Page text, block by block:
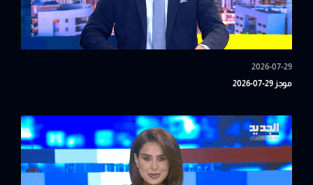
2026-07-29
موجز 29-07-2026